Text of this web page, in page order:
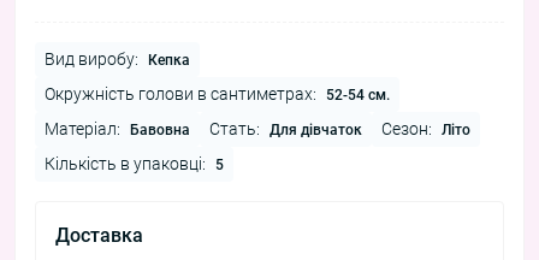
Вид виробу: Кепка
Окружність голови в сантиметрах: 52-54 см.
Матеріал: Бавовна Стать: Для дівчаток Сезон: Літо
Кількість в упаковці: 5
Доставка